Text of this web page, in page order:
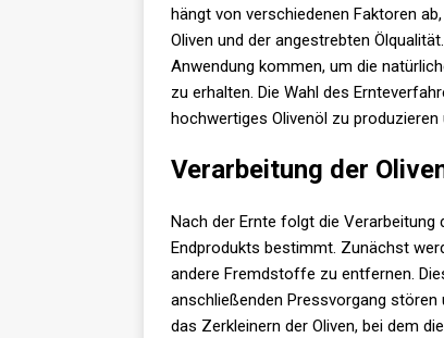
hängt von verschiedenen Faktoren
Oliven und der angestrebten
Anwendung kommen, um die
zu erhalten. Die Wahl des
hochwertiges Olivenöl zu
Verarbeitung der
Nach der Ernte folgt die Verarbeitung
Endprodukts bestimmt. Zunächst
andere Fremdstoffe zu entfernen.
anschließenden Pressvorgang
das Zerkleinern der Oliven, bei dem